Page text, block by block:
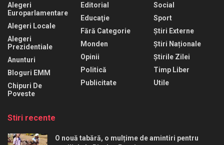
Alegeri
Europarlamentare
Alegeri Locale
Alegeri
Prezidentiale
Anunturi
Bloguri EMM
Chipuri De
Poveste
Editorial
Educaţie
Fără Categorie
Monden
Opinii
Politică
Publicitate
Social
Sport
Știri Externe
Știri Naționale
Știrile Zilei
Timp Liber
Utile
Stiri recente
O nouă tabără, o mulțime de amintiri pentru